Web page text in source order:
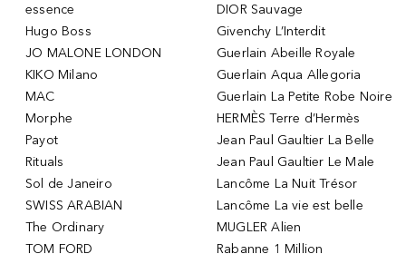
essence
Hugo Boss
JO MALONE LONDON
KIKO Milano
MAC
Morphe
Payot
Rituals
Sol de Janeiro
SWISS ARABIAN
The Ordinary
TOM FORD
DIOR Sauvage
Givenchy L’Interdit
Guerlain Abeille Royale
Guerlain Aqua Allegoria
Guerlain La Petite Robe Noire
HERMÈS Terre d’Hermès
Jean Paul Gaultier La Belle
Jean Paul Gaultier Le Male
Lancôme La Nuit Trésor
Lancôme La vie est belle
MUGLER Alien
Rabanne 1 Million